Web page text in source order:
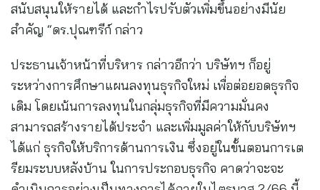
สนับสนุนให้รายได้ และกำไรปรับตัวเพิ่มขึ้นอย่างมีนัย
สำคัญ “ดร.ปุณฑรีก์ กล่าว
ประธานเจ้าหน้าที่บริหาร กล่าวอีกว่า บริษัทฯ ก็อยู่
ระหว่างการศึกษาแผนลงทุนธุรกิจใหม่ เพื่อต่อยอดธุรกิจ
เดิม โดยเน้นการลงทุนในกลุ่มธุรกิจที่มีความมั่นคง
สามารถสร้างรายได้ประจำ และเพิ่มมูลค่าให้กับบริษัทฯ
ได้แก่ ธุรกิจให้บริการด้านการเงิน ซึ่งอยู่ในขั้นตอนการเต
รียมระบบหลังบ้าน ในการประกอบธุรกิจ คาดว่าจะจะ